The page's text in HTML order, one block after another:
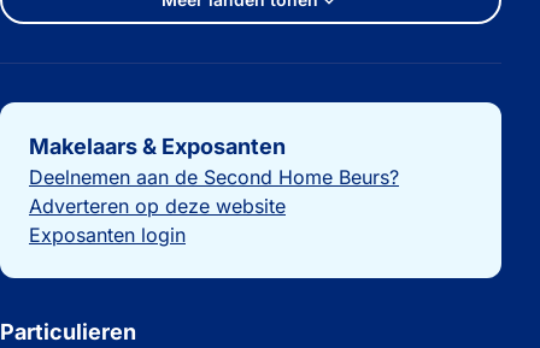
Belangrijke links
Makelaars & Exposanten
Deelnemen aan de Second Home Beurs?
Adverteren op deze website
Exposanten login
Particulieren